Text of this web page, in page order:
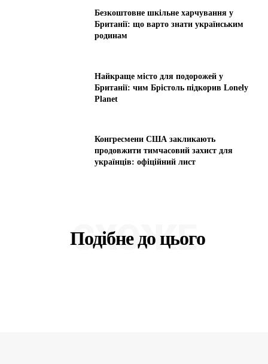
Безкоштовне шкільне харчування у
Британії: що варто знати українським
родинам
Найкраще місто для подорожей у
Британії: чим Брістоль підкорив Lonely
Planet
Конгресмени США закликають
продовжити тимчасовий захист для
українців: офіційний лист
Подібне до цього
СХОЖЕ